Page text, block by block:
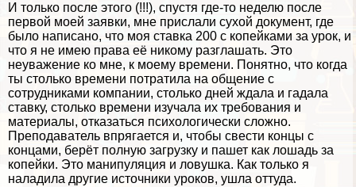
И только после этого (!!!), спустя где-то неделю после
первой моей заявки, мне прислали сухой документ, где
было написано, что моя ставка 200 с копейками за урок, и
что я не имею права её никому разглашать. Это
неуважение ко мне, к моему времени. Понятно, что когда
ты столько времени потратила на общение с
сотрудниками компании, столько дней ждала и гадала
ставку, столько времени изучала их требования и
материалы, отказаться психологически сложно.
Преподаватель впрягается и, чтобы свести концы с
концами, берёт полную загрузку и пашет как лошадь за
копейки. Это манипуляция и ловушка. Как только я
наладила другие источники уроков, ушла оттуда.